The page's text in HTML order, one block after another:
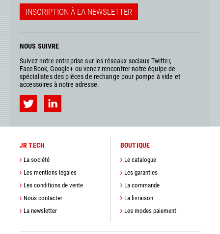
INSCRIPTION À LA NEWSLETTER
NOUS SUIVRE
Suivez notre entreprise sur les réseaux sociaux Twitter,
FaceBook, Google+ ou venez rencontrer notre équipe de
spécialistes des pièces de rechange pour pompe à vide et
accessoires à notre adresse.
JR TECH
La société
Les mentions légales
Les conditions de vente
Nous contacter
La newsletter
BOUTIQUE
Le catalogue
Les garanties
La commande
La livraison
Les modes paiement